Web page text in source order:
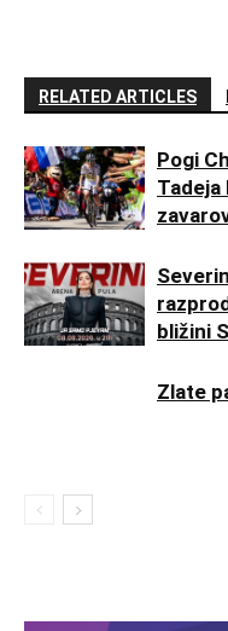
RELATED ARTICLES
Pogi
Tadeja
bližini
Zlate